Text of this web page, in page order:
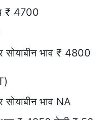
₹ 4700
सोयाबीन भाव ₹ 4800
भाव NA